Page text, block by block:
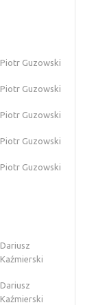
Piotr Guzowski
Piotr Guzowski
Piotr Guzowski
Piotr Guzowski
Piotr Guzowski
Dariusz
Kaźmierski
Dariusz
Kaźmierski